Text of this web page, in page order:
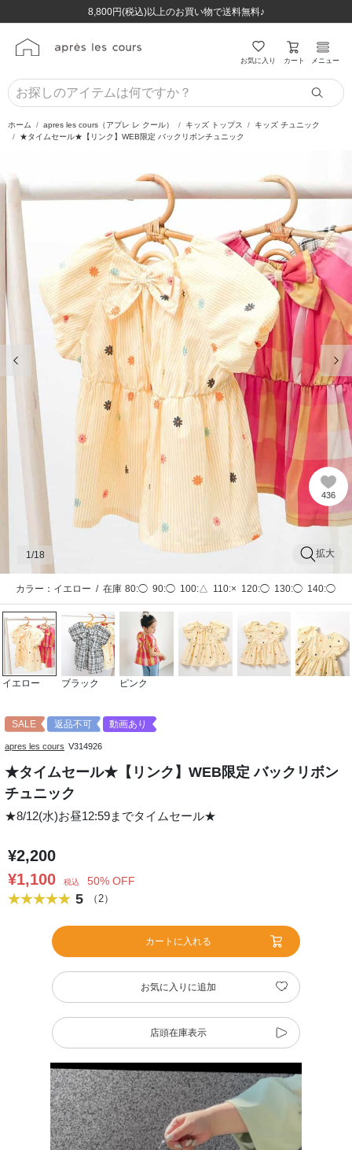
8,800円(税込)以上のお買い物で送料無料♪
ほぼ全品半額！！8/12(水)お昼12:59まで！！
8,800円(税込)以上のお買い物で送料無料♪
ほぼ全品半額！！8/12(水)お昼12:59まで！！
お気に入り カート メニュー
ホーム apres les cours（アプレ レ クール） キッズ トップス
キッズ チュニック
★タイムセール★【リンク】WEB限定 バックリボンチュニック
前の画像 次
436
拡大
1 /18
カラー：イエロー / 在庫 80:◯ 90:◯ 100:△ 110:× 120:◯ 130:◯ 140:◯
イエロー ブラック ピンク
SALE 返品不可 動画あり
apres les cours V314926
★タイムセール★【リンク】WEB限定 バックリボン
チュニック
★8/12(水)お昼12:59までタイムセール★
¥2,200
¥1,100
税込 50% OFF
5 （2）
カートに入れる
お気に入りに追加
店頭在庫表示